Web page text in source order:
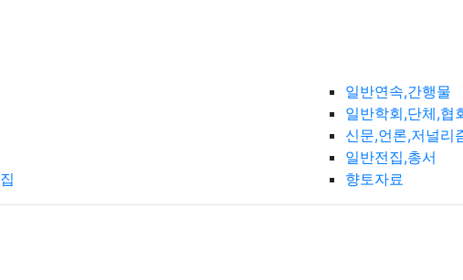
일반연속,간행물
일반학회,단체,협
신문,언론,저널리
일반전집,총서
향토자료